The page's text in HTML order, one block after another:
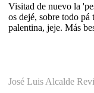
Visitad de nuevo la
os dejé, sobre todo
palentina, jeje. Más
José Luis Alcalde